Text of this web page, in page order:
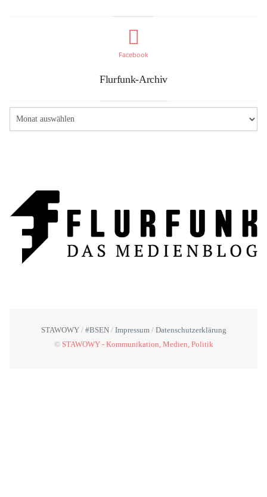
Facebook
Flurfunk-Archiv
STAWOWY #BSEN Impressum
Datenschutzerklärung
© STAWOWY - Kommunikation, Medien, Politik